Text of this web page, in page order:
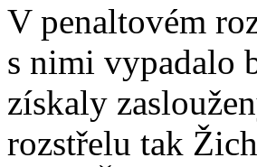
V penaltovém
s nimi vypadalo
získaly
rozstřelu tak